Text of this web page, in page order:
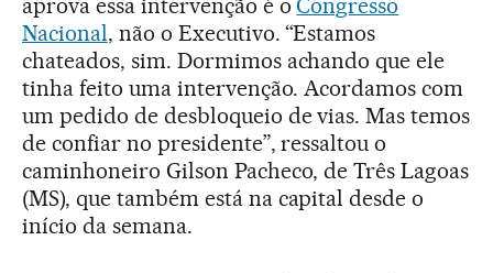
Nacional, não o Executivo. “Estamos
chateados, sim. Dormimos achando que ele
tinha feito uma intervenção. Acordamos com
um pedido de desbloqueio de vias. Mas temos
de confiar no presidente”, ressaltou o
caminhoneiro Gilson Pacheco, de Três Lagoas
(MS), que também está na capital desde o
início da semana.